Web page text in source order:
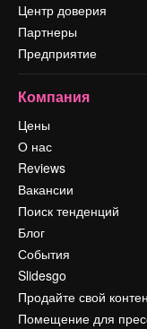
Центр доверия
Партнеры
Предприятие
Компания
Цены
О нас
Reviews
Вакансии
Поиск тенденций
Блог
События
Slidesgo
Продайте свой
Помещение для